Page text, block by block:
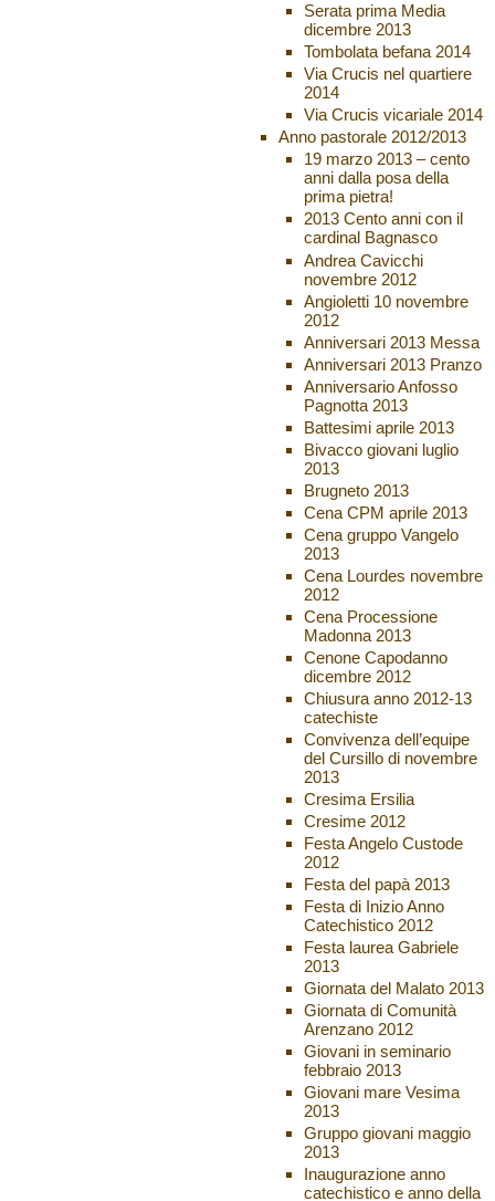
Serata prima Media
dicembre 2013
Tombolata befana 2014
Via Crucis nel quartiere
2014
Via Crucis vicariale 2014
Anno pastorale 2012/2013
19 marzo 2013 – cento
anni dalla posa della
prima pietra!
2013 Cento anni con il
cardinal Bagnasco
Andrea Cavicchi
novembre 2012
Angioletti 10 novembre
2012
Anniversari 2013 Messa
Anniversari 2013 Pranzo
Anniversario Anfosso
Pagnotta 2013
Battesimi aprile 2013
Bivacco giovani luglio
2013
Brugneto 2013
Cena CPM aprile 2013
Cena gruppo Vangelo
2013
Cena Lourdes novembre
2012
Cena Processione
Madonna 2013
Cenone Capodanno
dicembre 2012
Chiusura anno 2012-13
catechiste
Convivenza dell’equipe
del Cursillo di novembre
2013
Cresima Ersilia
Cresime 2012
Festa Angelo Custode
2012
Festa del papà 2013
Festa di Inizio Anno
Catechistico 2012
Festa laurea Gabriele
2013
Giornata del Malato 2013
Giornata di Comunità
Arenzano 2012
Giovani in seminario
febbraio 2013
Giovani mare Vesima
2013
Gruppo giovani maggio
2013
Inaugurazione anno
catechistico e anno della